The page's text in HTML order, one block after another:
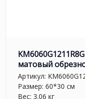
матовый
Артикул:
Размер: 60*30 см
Вес: 3.06 кг